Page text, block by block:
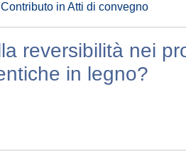
in Atti di convegno
reversibilità nei
in legno?